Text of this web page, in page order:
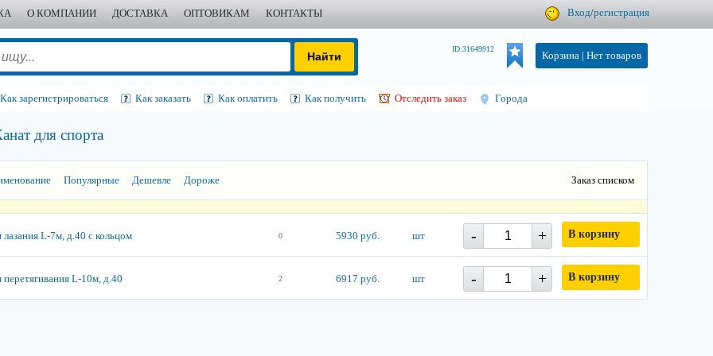
О КОМПАНИИ ДОСТАВКА ОПТОВИКАМ КОНТАКТЫ Вход/регистрация
Корзина | Нет товаров
ID:31649912
Как зарегистрироваться Как заказать Как оплатить Как получить Отследить заказ Города
для спорта
Популярные Дешевле Дороже Заказ списком
лазания L-7м, д.40 с кольцом 0 5930 руб. шт - + В корзину
перетягивания L-10м, д.40 2 6917 руб. шт - + В корзину